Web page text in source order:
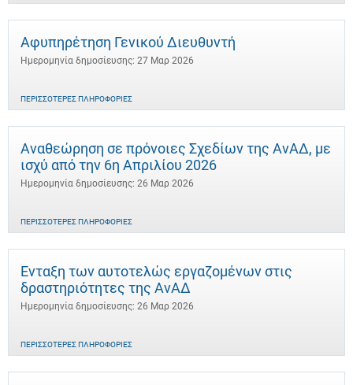
Αφυπηρέτηση Γενικού Διευθυντή
Ημερομηνία δημοσίευσης: 27 Μαρ 2026
ΠΕΡΙΣΣΌΤΕΡΕΣ ΠΛΗΡΟΦΟΡΊΕΣ
Αναθεώρηση σε πρόνοιες Σχεδίων της ΑνΑΔ, με
ισχύ από την 6η Απριλίου 2026
Ημερομηνία δημοσίευσης: 26 Μαρ 2026
ΠΕΡΙΣΣΌΤΕΡΕΣ ΠΛΗΡΟΦΟΡΊΕΣ
Ένταξη των αυτοτελώς εργαζομένων στις
δραστηριότητες της ΑνΑΔ
Ημερομηνία δημοσίευσης: 26 Μαρ 2026
ΠΕΡΙΣΣΌΤΕΡΕΣ ΠΛΗΡΟΦΟΡΊΕΣ